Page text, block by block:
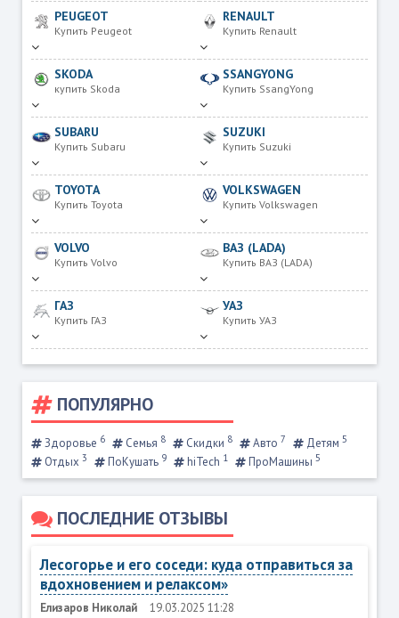
PEUGEOT
Купить Peugeot
RENAULT
Купить Renault
SKODA
купить Skoda
SSANGYONG
Купить SsangYong
SUBARU
Купить Subaru
SUZUKI
Купить Suzuki
TOYOTA
Купить Toyota
VOLKSWAGEN
Купить Volkswagen
VOLVO
Купить Volvo
ВАЗ (LADA)
Купить ВАЗ (LADA)
ГАЗ
Купить ГАЗ
УАЗ
Купить УАЗ
ПОПУЛЯРНО
Здоровье 6 Семья 8 Скидки 8 Авто 7 Детям 5
Отдых 3 ПоКушать 9 hiTech 1 ПроМашины 5
ПОСЛЕДНИЕ ОТЗЫВЫ
Лесогорье и его соседи: куда отправиться за
вдохновением и релаксом»
Елизаров Николай 19.03.2025 11:28